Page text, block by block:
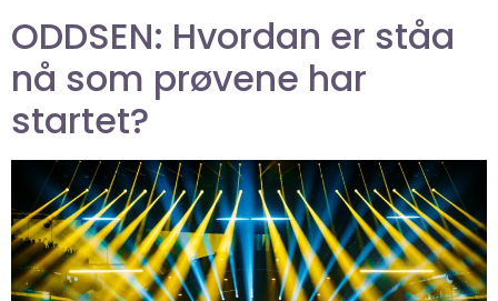
ODDSEN: Hvordan er ståa
nå som prøvene har
startet?